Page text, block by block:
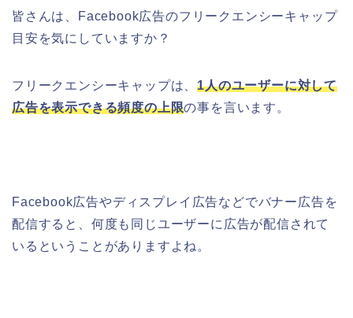
皆さんは、Facebook広告のフリークエンシーキャップ
目安を気にしていますか？
フリークエンシーキャップは、1人のユーザーに対して
広告を表示できる頻度の上限の事を言います。
Facebook広告やディスプレイ広告などでバナー広告を
配信すると、何度も同じユーザーに広告が配信されて
いるということがありますよね。